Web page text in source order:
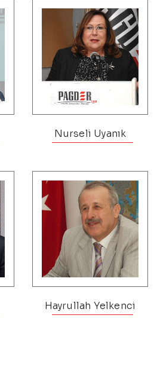
Nurseli Uyanık
Hayrullah Yelkenci